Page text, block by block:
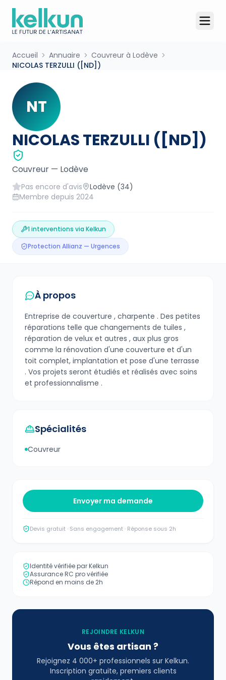
Accueil Annuaire
Couvreur à Lodève
NICOLAS TERZULLI ([ND])
NT
NICOLAS TERZULLI ([ND])
Couvreur — Lodève
Pas encore d'avis Lodève (34)
Membre depuis 2024
1interventions via Kelkun
Protection Allianz — Urgences
À propos
Entreprise de couverture , charpente . Des petites
réparations telle que changements de tuiles ,
réparation de velux et autres , aux plus gros
comme la rénovation d'une couverture et d'un
toit complet, implantation et pose d'une terrasse
. Vos projets seront étudiés et réalisés avec soins
et professionnalisme .
Spécialités
Couvreur
Envoyer ma demande
Devis gratuit · Sans engagement · Réponse sous 2h
Identité vérifiée par Kelkun
Assurance RC pro vérifiée
Répond en moins de 2h
REJOINDRE KELKUN
Vous êtes artisan ?
Rejoignez 4 000+ professionnels sur Kelkun.
Inscription gratuite, premiers clients